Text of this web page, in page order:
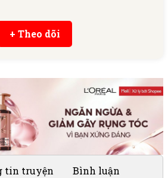
+ Theo dõi
tin truyện Bình luận